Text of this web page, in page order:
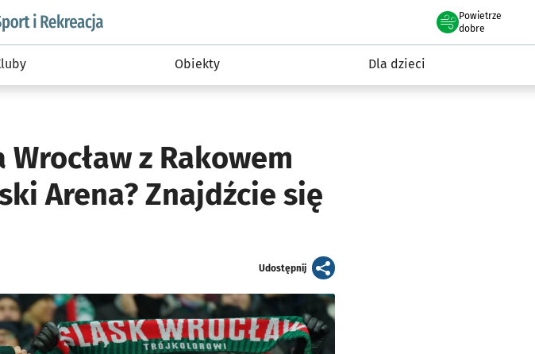
wroclaw.pl podserwis: Sport i rekreacja
Powietrze
we Wrocławiu
dobre
Obiekty Dla dzieci
z Rakowem
Arena? Znajdźcie się
Udostępnijartykuł